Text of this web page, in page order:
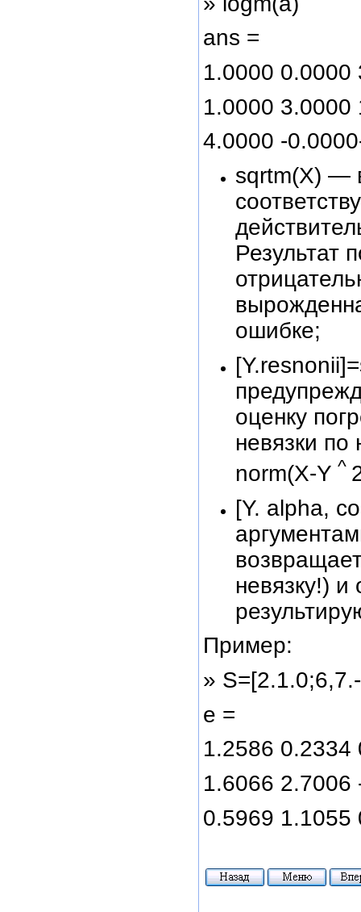
ans =
1.0000 0.0000
1.0000 3.0000
4.0000 -
sqrtm(X) —
Результат
ошибке;
оценку
невязки
norm(X-Y ^
[Y. alpha,
невязку!) и
Пример:
»
е =
1.2586 0.2334
1.6066 2.7006
0.5969 1.1055